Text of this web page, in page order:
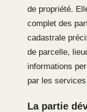
de propriété.
complet des
cadastrale
de parcelle,
informations
par les
La partie